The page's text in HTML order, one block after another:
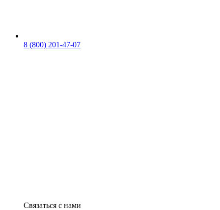
8 (800) 201-47-07
Связаться с нами